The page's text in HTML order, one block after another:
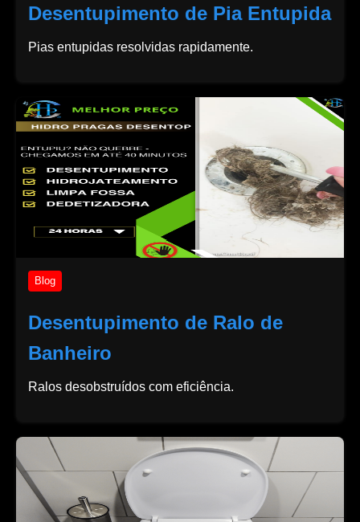
Desentupimento de Pia Entupida
Pias entupidas resolvidas rapidamente.
Blog
Desentupimento de Ralo de
Banheiro
Ralos desobstruídos com eficiência.